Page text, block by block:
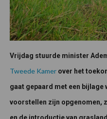
Vrijdag stuurde minister
Tweede Kamer over het
gaat gepaard met een bijlage
voorstellen zijn opgenomen,